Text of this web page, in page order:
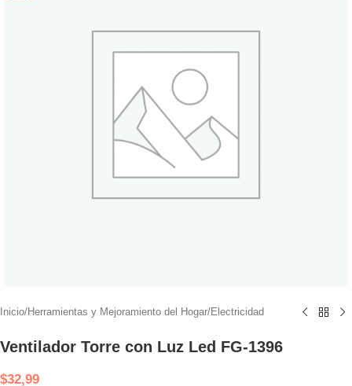
Inicio/Herramientas y Mejoramiento del Hogar/Electricidad
Ventilador Torre con Luz Led FG-1396
$32,99